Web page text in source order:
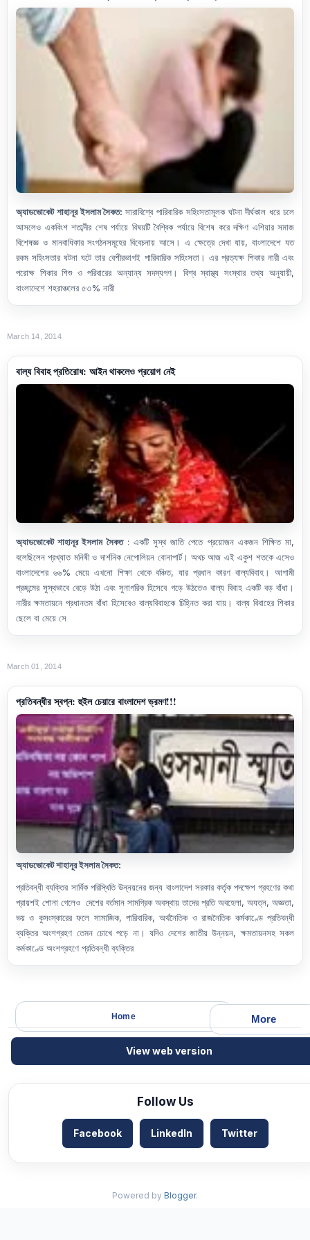
অ্যাডভোকেট শাহানূর ইসলাম সৈকত:সারাবিশ্বে পারিবারিক সহিংসতামূলক ঘটনা দীর্ঘকাল ধরে চলে
আসলেও একবিংশ শতাব্দীর শেষ পর্যায়ে বিষয়টি বৈশ্বিক পর্যায়ে বিশেষ করে দক্ষিণ এশিয়ার সমাজ
বিশেষজ্ঞ ও মানবাধিকার সংগঠনসমূহের বিবেচনায় আসে। এ ক্ষেত্রে দেখা যায়, বাংলাদেশে যত
রকম সহিংসতার ঘটনা ঘটে তার বেশীরভাগই পারিবারিক সহিংসতা। এর প্রত্যক্ষ শিকার নারী এবং
পরোক্ষ শিকার শিশু ও পরিবারের অন্যান্য সদস্যগণ।
বিশ্ব স্বাস্থ্য সংস্থার তথ্য অনুযায়ী,
বাংলাদেশে শহরাঞ্চলের ৫৩% নারী
March 14, 2014
বাল্য বিবাহ প্রতিরোধ: আইন থাকলেও প্রয়োগ নেই
অ্যাডভোকেট শাহানূর ইসলাম সৈকত: একটি সুস্থ জাতি পেতে প্রয়োজন একজন শিক্ষিত মা,
বলেছিলেন প্রখ্যাত মনিষী ও দার্শনিক নেপোলিয়ন বোনাপার্ট। অথচ আজ এই একুশ শতকে এসেও
বাংলাদেশের ৬৬% মেয়ে এখনো শিক্ষা থেকে বঞ্চিত, যার প্রধান কারণ বাল্যবিবাহ। আগামী
প্রজন্মের সুস্থভাবে বেড়ে উঠা এবং সুনাগরিক হিসেবে গড়ে উঠতেও বাল্য বিবাহ একটি বড় বাঁধা।
নারীর ক্ষমতায়নে প্রধানতম বাঁধা হিসেবেও বাল্যবিবাহকে চিহ্নিত করা যায়। বাল্য বিবাহের শিকার
ছেলে বা মেয়ে সে
March 01, 2014
প্রতিবন্ধীর স্বপ্ন: হুইল চেয়ারে বাংলাদেশ ভ্রমণ!!!
অ্যাডভোকেট শাহানূর ইসলাম সৈকত:
প্রতিবন্ধী ব্যক্তির সার্বিক পরিস্থিতি উন্নয়নের জন্য বাংলাদেশ সরকার কর্তৃক পদক্ষেপ গ্রহণের কথা
প্রায়শই শোনা গেলেও দেশের বর্তমান সামগ্রিক অবস্থায় তাদের প্রতি অবহেলা, অযত্ন, অজ্ঞতা,
ভয় ও কুসংস্কারের ফলে সামাজিক,পারিবারিক,অর্থনৈতিক ও রাজনৈতিক কর্মকাণ্ডে প্রতিবন্ধী
ব্যক্তির অংশগ্রহণ তেমন চোখে পড়ে না। যদিও দেশের জাতীয় উন্নয়ন,ক্ষমতায়নসহ সকল
কর্মকাণ্ডে অংশগ্রহণে প্রতিবন্ধী ব্যক্তির
More
Home
View web version
Follow Us
Facebook LinkedIn Twitter
Powered by Blogger.